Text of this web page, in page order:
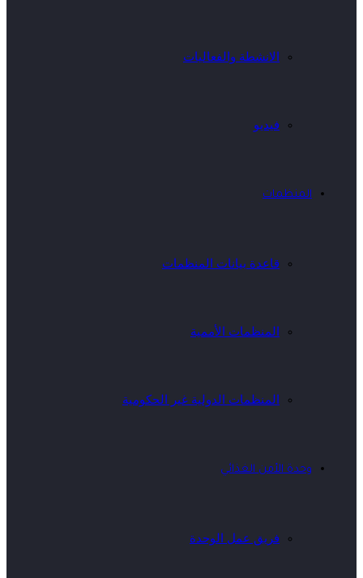
الانشطة والفعاليات
فيديو
المنظمات
قاعدة بيانات المنظمات
المنظمات الأممية
المنظمات الدولية غير الحكومية
وحدة الأمن الغذائي
فريق عمل الوحدة